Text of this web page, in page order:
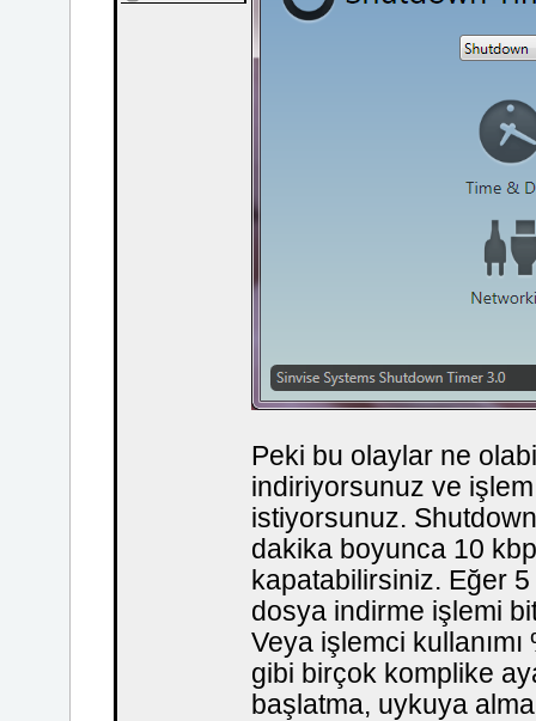
Peki bu olaylar ne
indiriyorsunuz ve işlem
istiyorsunuz.
dakika boyunca 10
kapatabilirsiniz. Eğer
dosya indirme işlemi
Veya işlemci kullanımı
gibi birçok komplike
başlatma, uykuya